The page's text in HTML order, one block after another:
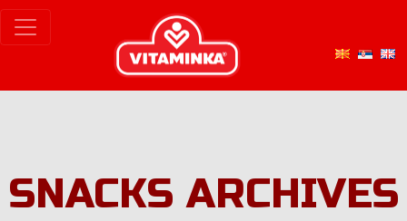
SNACKS ARCHIVES